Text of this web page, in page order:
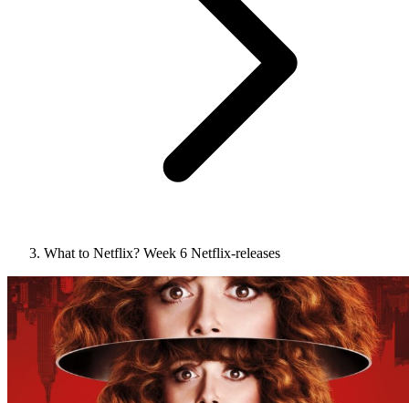
What to Netflix? Week 6 Netflix-releases